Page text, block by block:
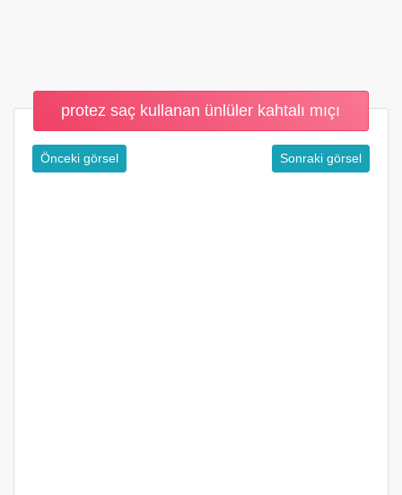
protez saç kullanan ünlüler kahtalı mıçı
Önceki görsel Sonraki görsel